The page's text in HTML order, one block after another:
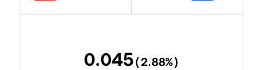
0.045(2.88%)